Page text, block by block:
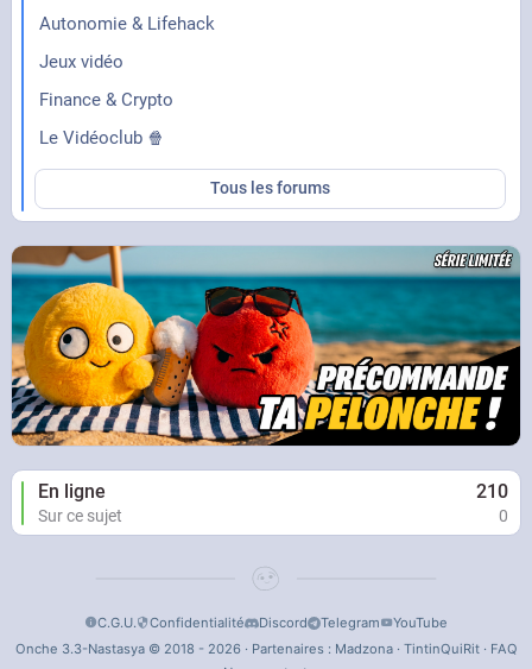
Autonomie & Lifehack
Jeux vidéo
Finance & Crypto
Le Vidéoclub 🍿
Tous les forums
En ligne 210
Sur ce sujet 0
C.G.U. Confidentialité Discord Telegram
YouTube
Onche 3.3-Nastasya © 2018 - 2026 · Partenaires : Madzona· TintinQuiRit· FAQ